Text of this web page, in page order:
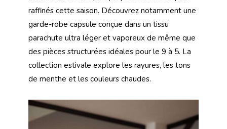
raffinés cette saison. Découvrez notamment une
garde-robe capsule conçue dans un tissu
parachute ultra léger et vaporeux de même que
des pièces structurées idéales pour le 9 à 5. La
collection estivale explore les rayures, les tons
de menthe et les couleurs chaudes.